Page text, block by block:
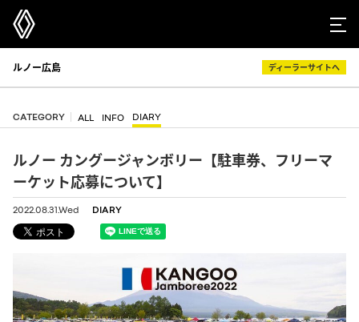
ルノー広島 ディーラーサイトへ
CATEGORY ALL INFO DIARY
ルノー カングージャンボリー【駐車券、フリーマ
ーケット応募について】
2022.08.31.Wed DIARY